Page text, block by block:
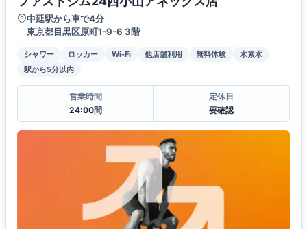
中延駅から車で4分
東京都目黒区原町1-9-6 3階
シャワー ロッカー Wi-Fi 他店舗利用 無料体験
水素水
駅から5分以内
営業時間
24:00間
定休日
要確認